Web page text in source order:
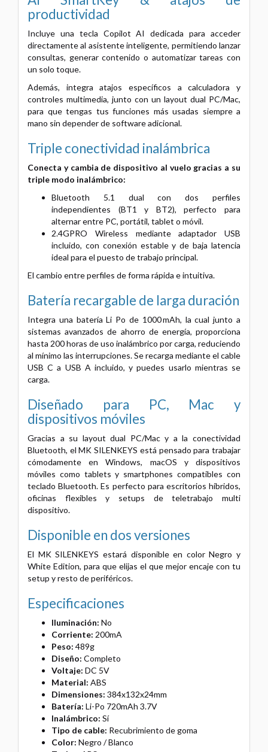
productividad
Incluye una tecla Copilot AI dedicada para acceder
directamente al asistente inteligente, permitiendo lanzar
consultas, generar contenido o automatizar tareas con
un solo toque.
Además, integra atajos específicos a calculadora y
controles multimedia, junto con un layout dual PC/Mac,
para que tengas tus funciones más usadas siempre a
mano sin depender de software adicional.
Triple conectividad inalámbrica
Conecta y cambia de dispositivo al vuelo gracias a su
triple modo inalámbrico:
Bluetooth 5.1 dual con dos perfiles
independientes (BT1 y BT2), perfecto para
alternar entre PC, portátil, tablet o móvil.
2.4GPRO Wireless mediante adaptador USB
incluido, con conexión estable y de baja latencia
ideal para el puesto de trabajo principal.
El cambio entre perfiles de forma rápida e intuitiva.
Batería recargable de larga duración
Integra una batería Li Po de 1000 mAh, la cual junto a
sistemas avanzados de ahorro de energía, proporciona
hasta 200 horas de uso inalámbrico por carga, reduciendo
al mínimo las interrupciones. Se recarga mediante el cable
USB C a USB A incluido, y puedes usarlo mientras se
carga.
Diseñado para PC, Mac y
dispositivos móviles
Gracias a su layout dual PC/Mac y a la conectividad
Bluetooth, el MK SILENKEYS está pensado para trabajar
cómodamente en Windows, macOS y dispositivos
móviles como tablets y smartphones compatibles con
teclado Bluetooth. Es perfecto para escritorios híbridos,
oficinas flexibles y setups de teletrabajo multi
dispositivo.
Disponible en dos versiones
El MK SILENKEYS estará disponible en color Negro y
White Edition, para que elijas el que mejor encaje con tu
setup y resto de periféricos.
Especificaciones
Iluminación: No
Corriente: 200mA
Peso: 489g
Diseño: Completo
Voltaje: DC 5V
Material: ABS
Dimensiones: 384x132x24mm
Batería: Li-Po 720mAh 3.7V
Inalámbrico: Sí
Tipo de cable: Recubrimiento de goma
Color: Negro / Blanco